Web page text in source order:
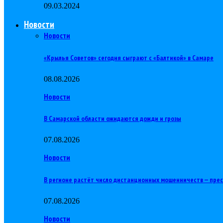
09.03.2024
Новости
Новости
«Крылья Советов» сегодня сыграют с «Балтикой» в Самаре
08.08.2026
Новости
В Самарской области ожидаются дожди и грозы
07.08.2026
Новости
В регионе растёт число дистанционных мошенничеств —
07.08.2026
Новости